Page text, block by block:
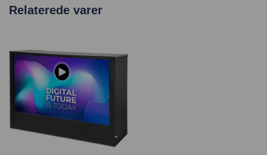
Relaterede varer